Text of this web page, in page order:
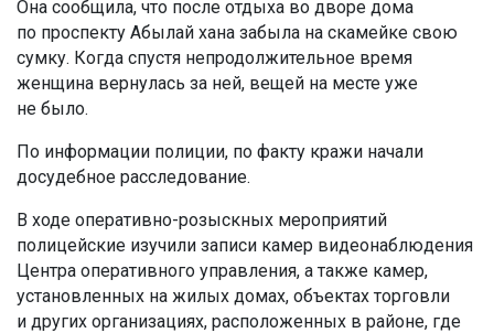
Она сообщила, что после отдыха во дворе дома
по проспекту Абылай хана забыла на скамейке свою
сумку. Когда спустя непродолжительное время
женщина вернулась за ней, вещей на месте уже
не было.
По информации полиции, по факту кражи начали
досудебное расследование.
В ходе оперативно-розыскных мероприятий
полицейские изучили записи камер видеонаблюдения
Центра оперативного управления, а также камер,
установленных на жилых домах, объектах торговли
и других организациях, расположенных в районе, где